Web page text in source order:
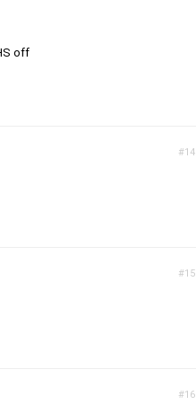
off
#14
#15
#16